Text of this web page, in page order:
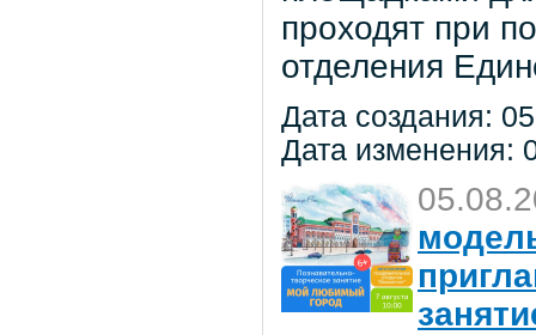
проходят при
отделения
Дата создания:
Дата изменения: